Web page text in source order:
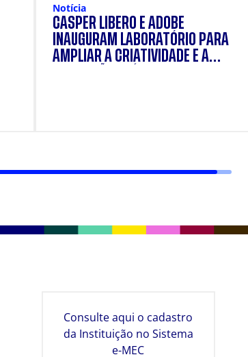
Notícia
CÁSPER LÍBERO E ADOBE
INAUGURAM LABORATÓRIO PARA
AMPLIAR A CRIATIVIDADE E A
Consulte aqui o cadastro
da Instituição no Sistema
e-MEC